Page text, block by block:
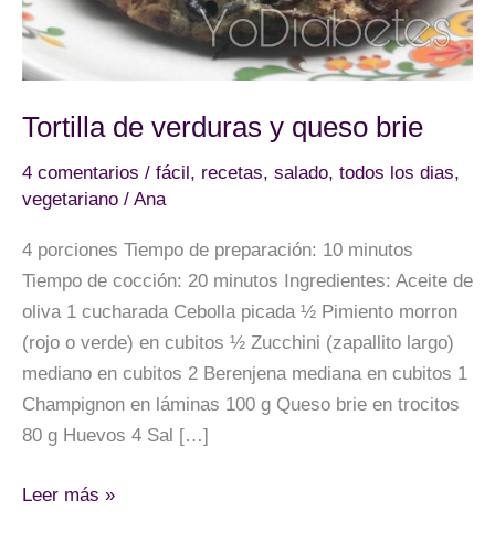
Tortilla de verduras y queso brie
4 comentarios / fácil, recetas, salado, todos los dias,
vegetariano / Ana
4 porciones Tiempo de preparación: 10 minutos
Tiempo de cocción: 20 minutos Ingredientes: Aceite de
oliva 1 cucharada Cebolla picada ½ Pimiento morron
(rojo o verde) en cubitos ½ Zucchini (zapallito largo)
mediano en cubitos 2 Berenjena mediana en cubitos 1
Champignon en láminas 100 g Queso brie en trocitos
80 g Huevos 4 Sal […]
Tortilla
Leer más »